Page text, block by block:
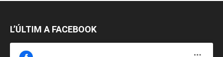
L’ÚLTIM A FACEBOOK